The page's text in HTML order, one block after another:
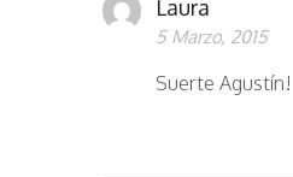
Laura
5 Marzo, 2015
Suerte Agustín!